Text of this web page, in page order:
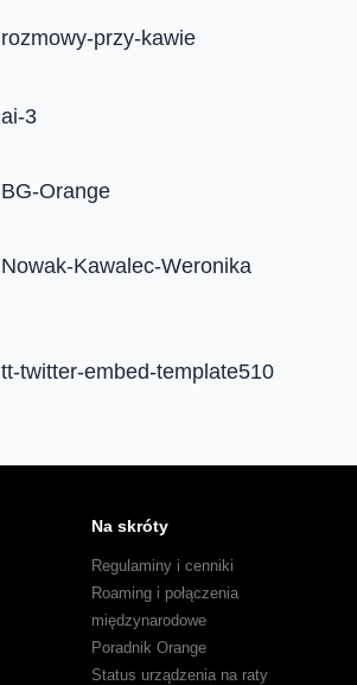
rozmowy-przy-kawie
ai-3
BG-Orange
Nowak-Kawalec-Weronika
tt-twitter-embed-template510
Na skróty
Regulaminy i cenniki
Roaming i połączenia
międzynarodowe
Poradnik Orange
Status urządzenia na raty